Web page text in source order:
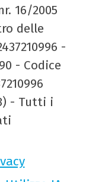
16/2005
delle
-
- Codice
- Tutti i